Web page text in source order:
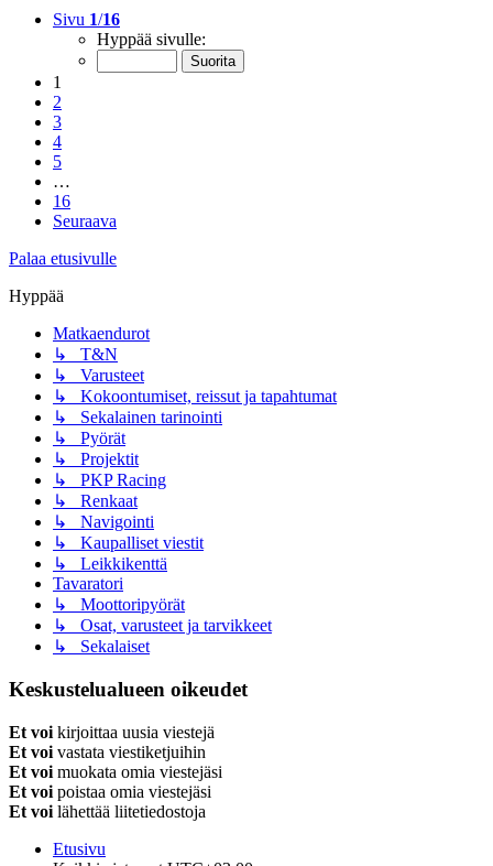
Sivu 1/16
Hyppää sivulle:
1
2
3
4
5
…
16
Seuraava
Palaa etusivulle
Hyppää
Matkaendurot
↳ T&N
↳ Varusteet
↳ Kokoontumiset, reissut ja tapahtumat
↳ Sekalainen tarinointi
↳ Pyörät
↳ Projektit
↳ PKP Racing
↳ Renkaat
↳ Navigointi
↳ Kaupalliset viestit
↳ Leikkikenttä
Tavaratori
↳ Moottoripyörät
↳ Osat, varusteet ja tarvikkeet
↳ Sekalaiset
Keskustelualueen oikeudet
Et voi kirjoittaa uusia viestejä
Et voi vastata viestiketjuihin
Et voi muokata omia viestejäsi
Et voi poistaa omia viestejäsi
Et voi lähettää liitetiedostoja
Etusivu